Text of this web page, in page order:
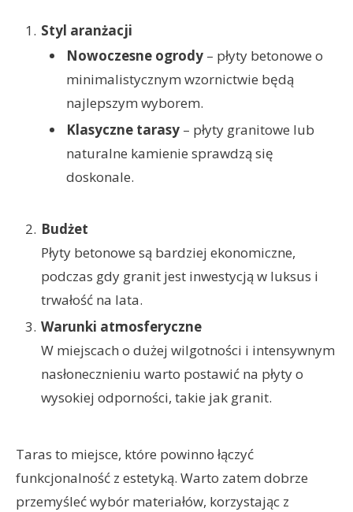
Styl aranżacji
Nowoczesne ogrody – płyty betonowe o
minimalistycznym wzornictwie będą
najlepszym wyborem.
Klasyczne tarasy – płyty granitowe lub
naturalne kamienie sprawdzą się
doskonale.
Budżet
Płyty betonowe są bardziej ekonomiczne,
podczas gdy granit jest inwestycją w luksus i
trwałość na lata.
Warunki atmosferyczne
W miejscach o dużej wilgotności i intensywnym
nasłonecznieniu warto postawić na płyty o
wysokiej odporności, takie jak granit.
Taras to miejsce, które powinno łączyć
funkcjonalność z estetyką. Warto zatem dobrze
przemyśleć wybór materiałów, korzystając z